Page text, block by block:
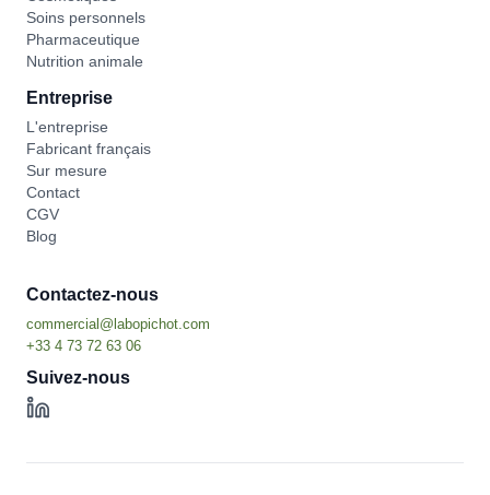
Soins personnels
Pharmaceutique
Nutrition animale
Entreprise
L'entreprise
Fabricant français
Sur mesure
Contact
CGV
Blog
Contactez-nous
Suivez-nous